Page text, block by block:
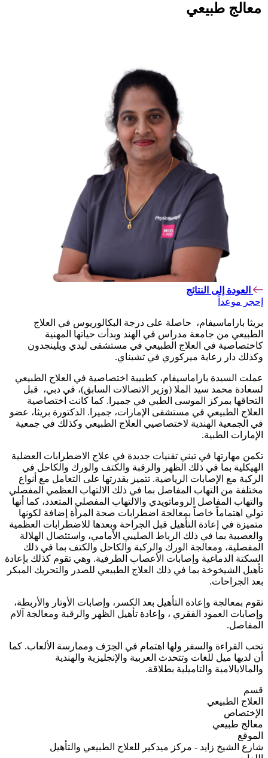
معالج طبيعي
العودة إلى النتائج
إحجر موعداً
بريثا باراماسيفام، حاصلة على درجة البكالوريوس في العلاج
الطبيعي من جامعة مدراس في الهند وبدأت حياتها المهنية
كاختصاصية في العلاج الطبيعي في مستشفى ليدي ويلينجدون
وكذلك دار رعاية ميركوري في تشيناي.
عملت السيدة باراماسيفام، كطبيبة اختصاصية في العلاج الطبيعي
لسعادة محمد سيد الملا (وزير الاتصالات السابق)، في دبي، قبل
التحاقها بمركز الموسى الطبي في جميرا. كما كانت اختصاصية
العلاج الطبيعي في مستشفى الإمارات، جميرا. الدكتورة بريثا، عضو
في الجمعية الهندية لاختصاصيي العلاج الطبيعي وكذلك في جمعية
الإمارات الطبية.
تكمن مهارتها في تبني تقنيات جديدة في علاج الاضطرابات العضلية
الهيكلية بما في ذلك الظهر والرقبة والكتف والورك والكاحل في
الركبة مع الإصابات الرياضية. تتميز بقدرتها على التعامل مع أنواع
مختلفة من التهاب المفاصل بما في ذلك الالتهاب العظمي المفصلي
والتهاب المفاصل الروماتويدي والالتهاب المفصلي المتعدد، كما أنها
تولي اهتماماً خاصاً بمعالجة اضطرابات صحة المرأة إضافة لكونها
متميزة في إعادة التأهيل قبل الجراحة وبعدها للاضطرابات العظمية
والعصبية بما في ذلك الرباط الصليبي الأمامي، واستئصال الهلالة
المفصلية، ومعالجة الورك والركبة والكاحل والكتف بما في ذلك
السكتة الدماغية وإصابات الأعصاب الطرفية. وهي تقوم كذلك بإعادة
تأهيل الشيخوخة بما في ذلك العلاج الطبيعي للصدر والتحريك المبكر
بعد الجراحات.
تقوم بمعالجة وإعادة التأهيل بعد الكسر، وإصابات الأوتار والأربطة،
وإصابات العمود الفقري ، وإعادة تأهيل الظهر والرقبة ومعالجة آلام
المفاصل.
تحب القراءة والسفر ولها اهتمام في الحِرَف وممارسة الألعاب. كما
أن لديها ميل للغات وتتحدث العربية والإنجليزية والهندية
والمالايالامية والتاميلية بطلاقة.
قسم
العلاج الطبيعي
الإختصاص
معالج طبيعي
الموقع
شارع الشيخ زايد - مركز ميدكير للعلاج الطبيعي والتأهيل